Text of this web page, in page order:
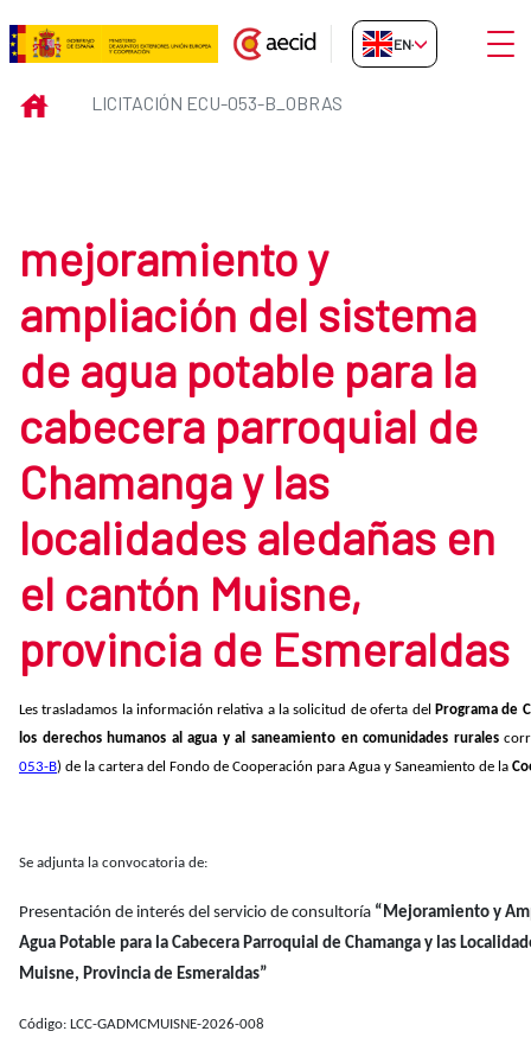
Skip to Main Content
Licitación ECU-053-B_obras
EN-GB
INICIOLICITACIÓN ECU-053-B_OBRAS
mejoramiento y
ampliación del sistema
de agua potable para la
cabecera parroquial de
Chamanga y las
localidades aledañas en
el cantón Muisne,
provincia de Esmeraldas
Les trasladamos la información relativa a la solicitud de oferta del
Programa de
los derechos humanos al agua y al saneamiento en comunidades rurales
053-B) de la cartera del Fondo de Cooperación para Agua y Saneamiento de la
Se adjunta la convocatoria de:
Presentación de interés del servicio de consultoría “Mejoramiento y
Agua Potable para la Cabecera Parroquial de Chamanga y las
Muisne, Provincia de Esmeraldas”
Código: LCC-GADMCMUISNE-2026-008